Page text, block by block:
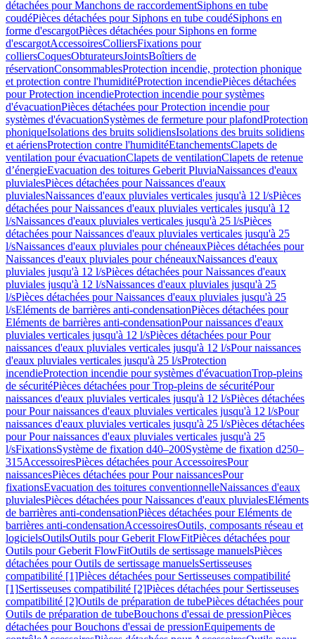
détachées pour Manchons de raccordementSiphons en tube
coudéPièces détachées pour Siphons en tube coudéSiphons en
forme d'escargotPièces détachées pour Siphons en forme
d'escargotAccessoiresColliersFixations pour
colliersCoquesObturateursJointsBoîtiers de
réservationConsommablesProtection incendie, protection phonique
et protection contre l'humiditéProtection incendiePièces détachées
pour Protection incendieProtection incendie pour systèmes
d'évacuationPièces détachées pour Protection incendie pour
systèmes d'évacuationSystèmes de fermeture pour plafondProtection
phoniqueIsolations des bruits solidiensIsolations des bruits solidiens
et aériensProtection contre l'humiditéEtanchementsClapets de
ventilation pour évacuationClapets de ventilationClapets de retenue
d’énergieEvacuation des toitures Geberit PluviaNaissances d'eaux
pluvialesPièces détachées pour Naissances d'eaux
pluvialesNaissances d'eaux pluviales verticales jusqu'à 12 l/sPièces
détachées pour Naissances d'eaux pluviales verticales jusqu'à 12
l/sNaissances d'eaux pluviales verticales jusqu'à 25 l/sPièces
détachées pour Naissances d'eaux pluviales verticales jusqu'à 25
l/sNaissances d'eaux pluviales pour chéneauxPièces détachées pour
Naissances d'eaux pluviales pour chéneauxNaissances d'eaux
pluviales jusqu'à 12 l/sPièces détachées pour Naissances d'eaux
pluviales jusqu'à 12 l/sNaissances d'eaux pluviales jusqu'à 25
l/sPièces détachées pour Naissances d'eaux pluviales jusqu'à 25
l/sEléments de barrières anti-condensationPièces détachées pour
Eléments de barrières anti-condensationPour naissances d'eaux
pluviales verticales jusqu'à 12 l/sPièces détachées pour Pour
naissances d'eaux pluviales verticales jusqu'à 12 l/sPour naissances
d'eaux pluviales verticales jusqu'à 25 l/sProtection
incendieProtection incendie pour systèmes d'évacuationTrop-pleins
de sécuritéPièces détachées pour Trop-pleins de sécuritéPour
naissances d'eaux pluviales verticales jusqu'à 12 l/sPièces détachées
pour Pour naissances d'eaux pluviales verticales jusqu'à 12 l/sPour
naissances d'eaux pluviales verticales jusqu'à 25 l/sPièces détachées
pour Pour naissances d'eaux pluviales verticales jusqu'à 25
l/sFixationsSystème de fixation d40–200Système de fixation d250–
315AccessoiresPièces détachées pour AccessoiresPour
naissancesPièces détachées pour Pour naissancesPour
fixationsEvacuation des toitures conventionnelleNaissances d'eaux
pluvialesPièces détachées pour Naissances d'eaux pluvialesEléments
de barrières anti-condensationPièces détachées pour Eléments de
barrières anti-condensationAccessoiresOutils, composants réseau et
logicielsOutilsOutils pour Geberit FlowFitPièces détachées pour
Outils pour Geberit FlowFitOutils de sertissage manuelsPièces
détachées pour Outils de sertissage manuelsSertisseuses
compatibilité [1]Pièces détachées pour Sertisseuses compatibilité
[1]Sertisseuses compatibilité [2]Pièces détachées pour Sertisseuses
compatibilité [2]Outils de préparation de tubePièces détachées pour
Outils de préparation de tubeBouchons d'essai de pressionPièces
détachées pour Bouchons d'essai de pressionEquipements de